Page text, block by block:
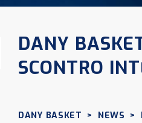
DANY
SCONTRO
DANY BASKET > NEWS >